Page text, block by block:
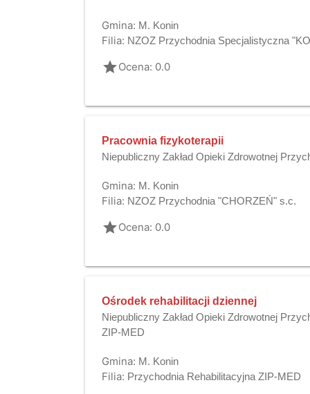
Gmina: M. Konin
Filia: NZOZ Przychodnia Specjalistyczna
gradeOcena: 0.0
Pracownia fizykoterapii
Niepubliczny Zakład Opieki Zdrowotnej
Gmina: M. Konin
Filia: NZOZ Przychodnia "CHORZEŃ" s.c.
gradeOcena: 0.0
Ośrodek rehabilitacji dziennej
Niepubliczny Zakład Opieki Zdrowotnej
ZIP-MED
Gmina: M. Konin
Filia: Przychodnia Rehabilitacyjna ZIP-MED